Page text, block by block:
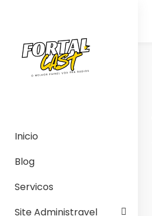
Inicio
Blog
Servicos
Site Administravel